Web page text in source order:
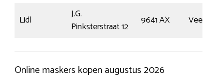
Lidl
J.G.
Pinksterstraat 12
9641 AX
Online maskers kopen augustus 2026